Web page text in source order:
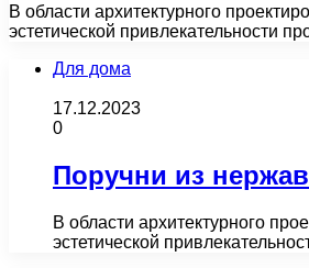
В области архитектурного
эстетической привлекательности
Для дома
17.12.2023
0
Поручни из
В области архитектурного
эстетической